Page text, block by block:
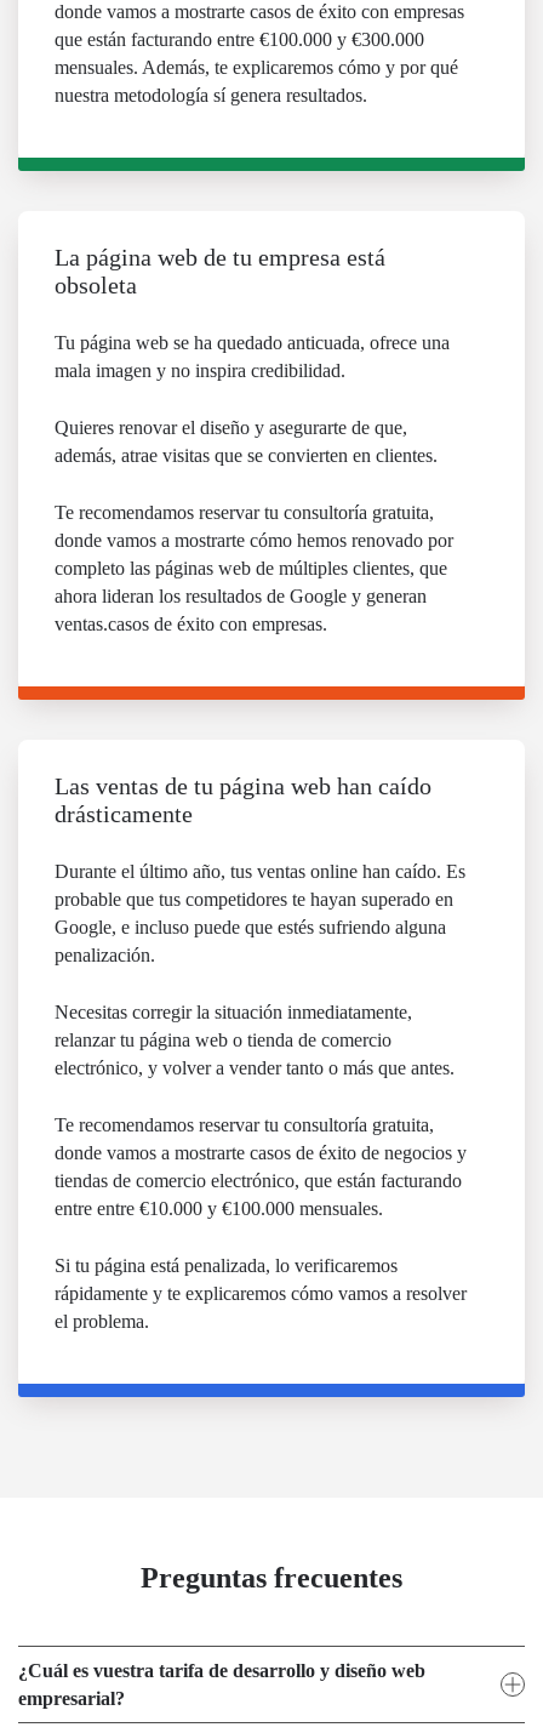
donde vamos a mostrarte casos de éxito con empresas
que están facturando entre €100.000 y €300.000
mensuales. Además, te explicaremos cómo y por qué
nuestra metodología sí genera resultados.
La página web de tu empresa está
obsoleta
Tu página web se ha quedado anticuada, ofrece una
mala imagen y no inspira credibilidad.
Quieres renovar el diseño y asegurarte de que,
además, atrae visitas que se convierten en clientes.
Te recomendamos reservar tu consultoría gratuita,
donde vamos a mostrarte cómo hemos renovado por
completo las páginas web de múltiples clientes, que
ahora lideran los resultados de Google y generan
ventas.casos de éxito con empresas.
Las ventas de tu página web han caído
drásticamente
Durante el último año, tus ventas online han caído. Es
probable que tus competidores te hayan superado en
Google, e incluso puede que estés sufriendo alguna
penalización.
Necesitas corregir la situación inmediatamente,
relanzar tu página web o tienda de comercio
electrónico, y volver a vender tanto o más que antes.
Te recomendamos reservar tu consultoría gratuita,
donde vamos a mostrarte casos de éxito de negocios y
tiendas de comercio electrónico, que están facturando
entre entre €10.000 y €100.000 mensuales.
Si tu página está penalizada, lo verificaremos
rápidamente y te explicaremos cómo vamos a resolver
el problema.
Preguntas frecuentes
¿Cuál es vuestra tarifa de desarrollo y diseño web
empresarial?